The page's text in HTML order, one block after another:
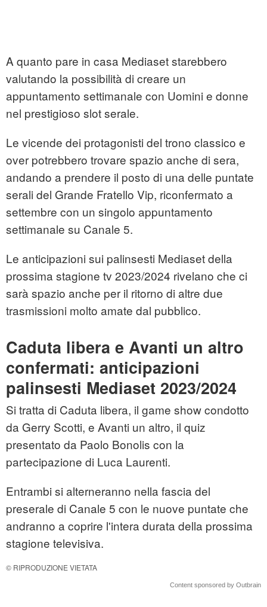
A quanto pare in casa Mediaset starebbero
valutando la possibilità di creare un
appuntamento settimanale con Uomini e donne
nel prestigioso slot serale.
Le vicende dei protagonisti del trono classico e
over potrebbero trovare spazio anche di sera,
andando a prendere il posto di una delle puntate
serali del Grande Fratello Vip, riconfermato a
settembre con un singolo appuntamento
settimanale su Canale 5.
Le anticipazioni sui palinsesti Mediaset della
prossima stagione tv 2023/2024 rivelano che ci
sarà spazio anche per il ritorno di altre due
trasmissioni molto amate dal pubblico.
Caduta libera e Avanti un altro
confermati: anticipazioni
palinsesti Mediaset 2023/2024
Si tratta di Caduta libera, il game show condotto
da Gerry Scotti, e Avanti un altro, il quiz
presentato da Paolo Bonolis con la
partecipazione di Luca Laurenti.
Entrambi si alterneranno nella fascia del
preserale di Canale 5 con le nuove puntate che
andranno a coprire l'intera durata della prossima
stagione televisiva.
© RIPRODUZIONE VIETATA
Content sponsored by Outbrain